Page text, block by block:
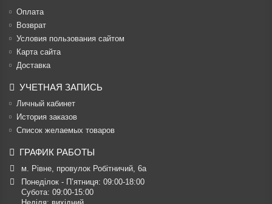
Оплата
Возврат
Условия пользования сайтом
Карта сайта
Доставка
УЧЕТНАЯ ЗАПИСЬ
Личный кабинет
История заказов
Список желаемых товаров
ГРАФИК РАБОТЫ
м. Рівне, провулок Робітничий, 6а
Понеділок - П’ятниця: 09:00-18:00
Субота: 09:00-15:00